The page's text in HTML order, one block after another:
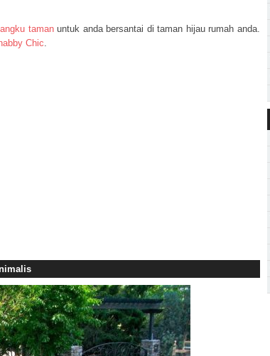
tamanuntuk anda bersantai di taman hijau rumah anda.
Chic.